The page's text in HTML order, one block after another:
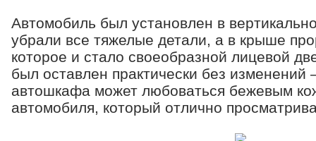
Автомобиль был установлен в
убрали все тяжелые детали, а в крыше
которое и стало своеобразной лицевой
был оставлен практически без изменений
автошкафа может любоваться бежевым
автомобиля, который отлично